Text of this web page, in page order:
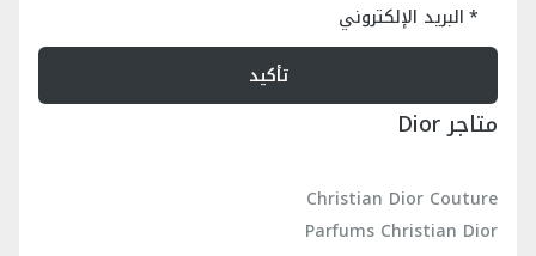
البريد الإلكتروني
تأكيد
متاجر Dior
Christian Dior Couture
Parfums Christian Dior